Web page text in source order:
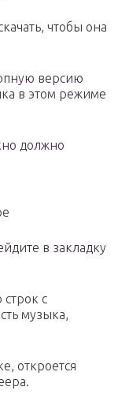
чтобы она
версию
в этом режиме
должно
в закладку
строк с
музыка,
откроется